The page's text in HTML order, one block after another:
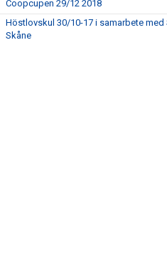
STÖDMEDLEM/ÅRSKORT
KÖPA UTRUSTNING (KH)
Coopcupen 29/12 2018
Höstlovskul 30/10-17 i samarbete
Skåne